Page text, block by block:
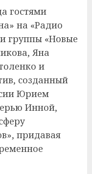
гостями
на «Радио
группы «Новые
Яна
и
созданный
Юрием
Инной,
придавая